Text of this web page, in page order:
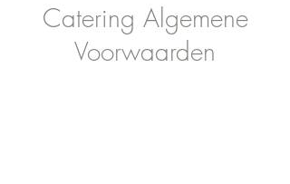
Catering Algemene
Voorwaarden